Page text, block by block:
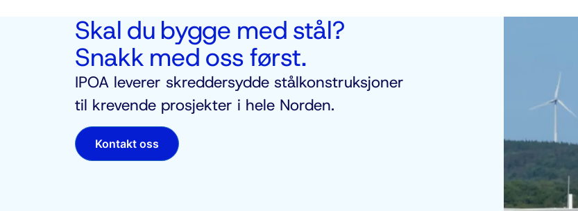
Skal du bygge med stål?
Snakk med oss først.
IPOA leverer skreddersydde stålkonstruksjoner
til krevende prosjekter i hele Norden.​
Kontakt oss